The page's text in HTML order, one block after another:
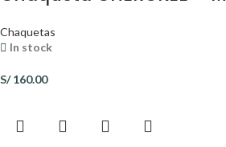
Chaquetas
In stock
S/160.00